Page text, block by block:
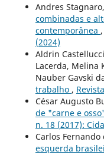
Andres Stagnaro,
combinadas e
contemporânea ,
(2024)
Aldrin
Lacerda, Melina
Nauber Gavski
trabalho ,
César Augusto
de "carne e
n. 18 (2017):
Carlos Fernando
esquerda